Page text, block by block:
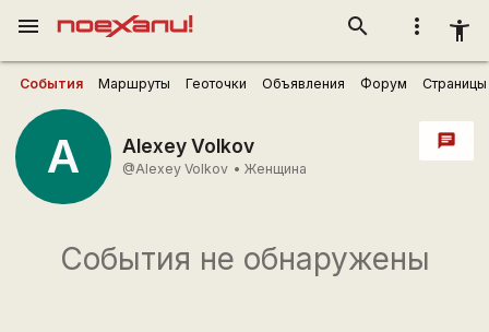
more_vert accessibility_new
search
menu
События Маршруты Геоточки Объявления Форум Страницы
A Alexey Volkov
@Alexey Volkov • Женщина
chat
События не обнаружены